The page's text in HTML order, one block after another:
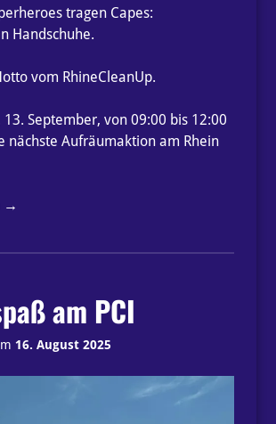
tragen Capes:
Handschuhe.
vom RhineCleanUp.
13. September, von 09:00 bis 12:00
nächste Aufräumaktion am Rhein
→
am PCI
16. August 2025